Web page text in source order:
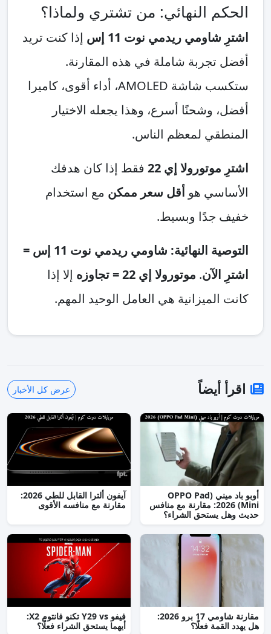
الحكم النهائي: من تشتري ولماذا؟
اشترِ شاومي ريدمي نوت 11 إس
إذا كنت تريد
أفضل تجربة شاملة في هذه المقارنة.
ستكسب شاشة AMOLED، أداء أقوى، كاميرا
أفضل، وشحنًا أسرع، وهذا يجعله الاختيار
المنطقي لمعظم الناس.
اشترِ موتورولا إي 22
فقط إذا كان هدفك
الأساسي هو أقل سعر ممكن مع استخدام
خفيف جدًا وبسيط.
التوصية النهائية: شاومي ريدمي نوت 11 إس =
اشترِ الآن. موتورولا إي 22 = تجاوزه
إلا إذا
كانت الميزانية هي العامل الوحيد المهم.
اقرأ أيضاً عرض كل الأخبار
أوبو باد ميني (OPPO Pad
Mini) 2026: مقارنة مع منافس
حديث وهل يستحق الشراء؟
آيفون ألترا القابل للطي 2026:
مقارنة مع منافسه الأقوى
مقارنة شاومي 17 برو 2026:
هل يهدد القمة فعلًا؟
فيفو Y29 vs تكنو فانتوم X2:
أيهما يستحق الشراء فعلًا؟